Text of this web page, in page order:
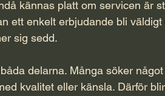
kännas platt om servicen är
ett enkelt erbjudande bli
sig sedd.
delarna. Många söker
kvalitet eller känsla. Därför